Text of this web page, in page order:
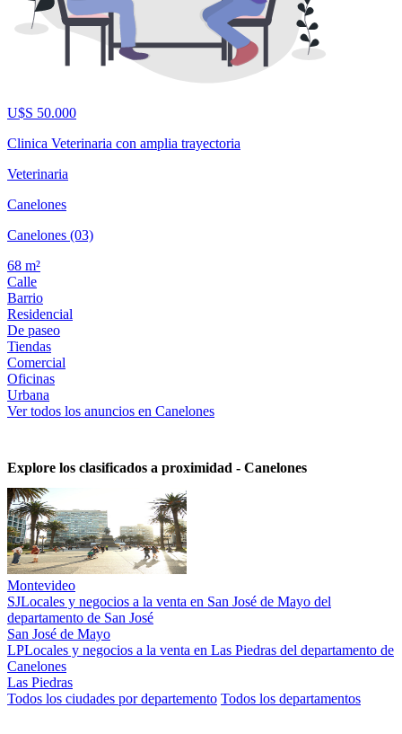
U$S 50.000
Clinica Veterinaria con amplia trayectoria
Veterinaria
Canelones
Canelones (03)
68 m²
Calle
Barrio
Residencial
De paseo
Tiendas
Comercial
Oficinas
Urbana
Ver todos los anuncios en Canelones
Explore los clasificados a proximidad - Canelones
Montevideo
SJLocales y negocios a la venta en San José de Mayo del
departamento de San José
San José de Mayo
LPLocales y negocios a la venta en Las Piedras del departamento de
Canelones
Las Piedras
Todos los ciudades por departemento Todos los departamentos